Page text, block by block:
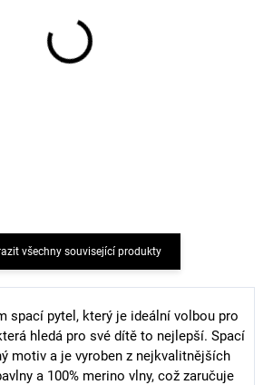
všechny související produkty
spací pytel, který je ideální volbou pro
hledá pro své dítě to nejlepší. Spací
motiv a je vyroben z nejkvalitnějších
a 100% merino vlny, což zaručuje